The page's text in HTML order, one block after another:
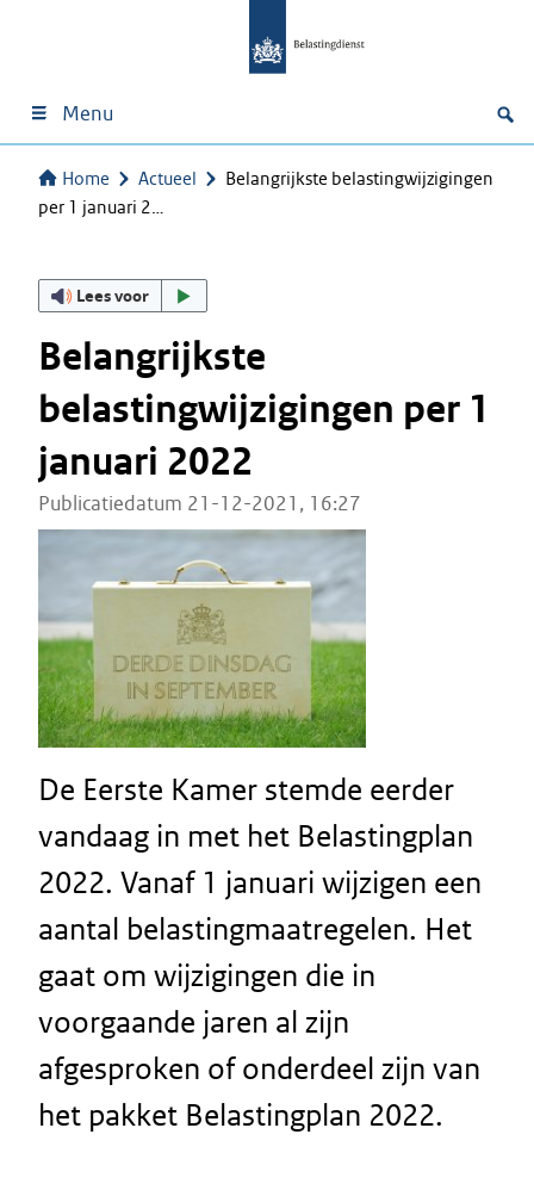
Menu
Home Actueel
Belangrijkste belastingwijzigingen
per 1 januari 2…
Lees voor
Belangrijkste
belastingwijzigingen per 1
januari 2022
Publicatiedatum 21-12-2021, 16:27
De Eerste Kamer stemde eerder
vandaag in met het Belastingplan
2022. Vanaf 1 januari wijzigen een
aantal belastingmaatregelen. Het
gaat om wijzigingen die in
voorgaande jaren al zijn
afgesproken of onderdeel zijn van
het pakket Belastingplan 2022.